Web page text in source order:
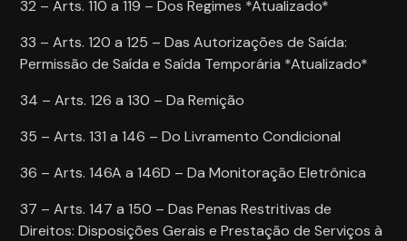
32 – Arts. 110 a 119 – Dos Regimes *Atualizado*
33 – Arts. 120 a 125 – Das Autorizações de Saída:
Permissão de Saída e Saída Temporária *Atualizado*
34 – Arts. 126 a 130 – Da Remição
35 – Arts. 131 a 146 – Do Livramento Condicional
36 – Arts. 146A a 146D – Da Monitoração Eletrônica
37 – Arts. 147 a 150 – Das Penas Restritivas de
Direitos: Disposições Gerais e Prestação de Serviços à